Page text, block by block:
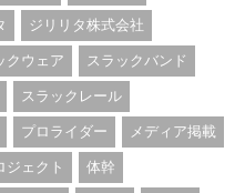
ジリリタ株式会社
クウェア スラックバンド
スラックレール
プロライダー メディア掲載
ジェクト 体幹